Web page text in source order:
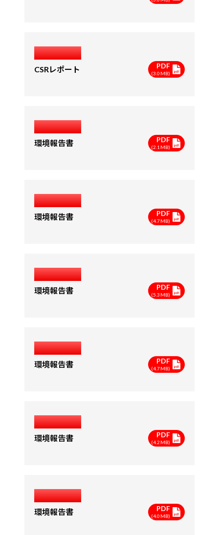
2015年度
CSRレポート PDF
(3.0MB)
2014年度
環境報告書 PDF
(2.1MB)
2013年度
環境報告書 PDF
(4.7MB)
2012年度
環境報告書 PDF
(5.3MB)
2011年度
環境報告書 PDF
(4.7MB)
2010年度
環境報告書 PDF
(4.2MB)
2009年度
環境報告書 PDF
(4.0MB)